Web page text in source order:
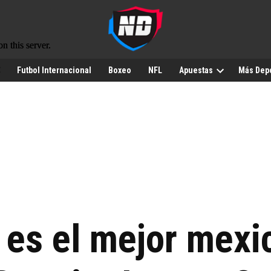
Futbol Internacional Boxeo NFL Apuestas Más
el mejor